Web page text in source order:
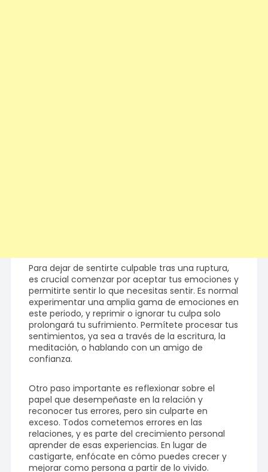
Para dejar de sentirte culpable tras una ruptura,
es crucial comenzar por aceptar tus emociones y
permitirte sentir lo que necesitas sentir. Es normal
experimentar una amplia gama de emociones en
este periodo, y reprimir o ignorar tu culpa solo
prolongará tu sufrimiento. Permítete procesar tus
sentimientos, ya sea a través de la escritura, la
meditación, o hablando con un amigo de
confianza.
Otro paso importante es reflexionar sobre el
papel que desempeñaste en la relación y
reconocer tus errores, pero sin culparte en
exceso. Todos cometemos errores en las
relaciones, y es parte del crecimiento personal
aprender de esas experiencias. En lugar de
castigarte, enfócate en cómo puedes crecer y
mejorar como persona a partir de lo vivido.